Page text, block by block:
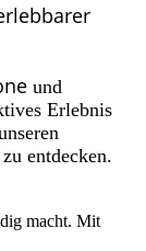
und
Erlebnis
entdecken.
macht. Mit